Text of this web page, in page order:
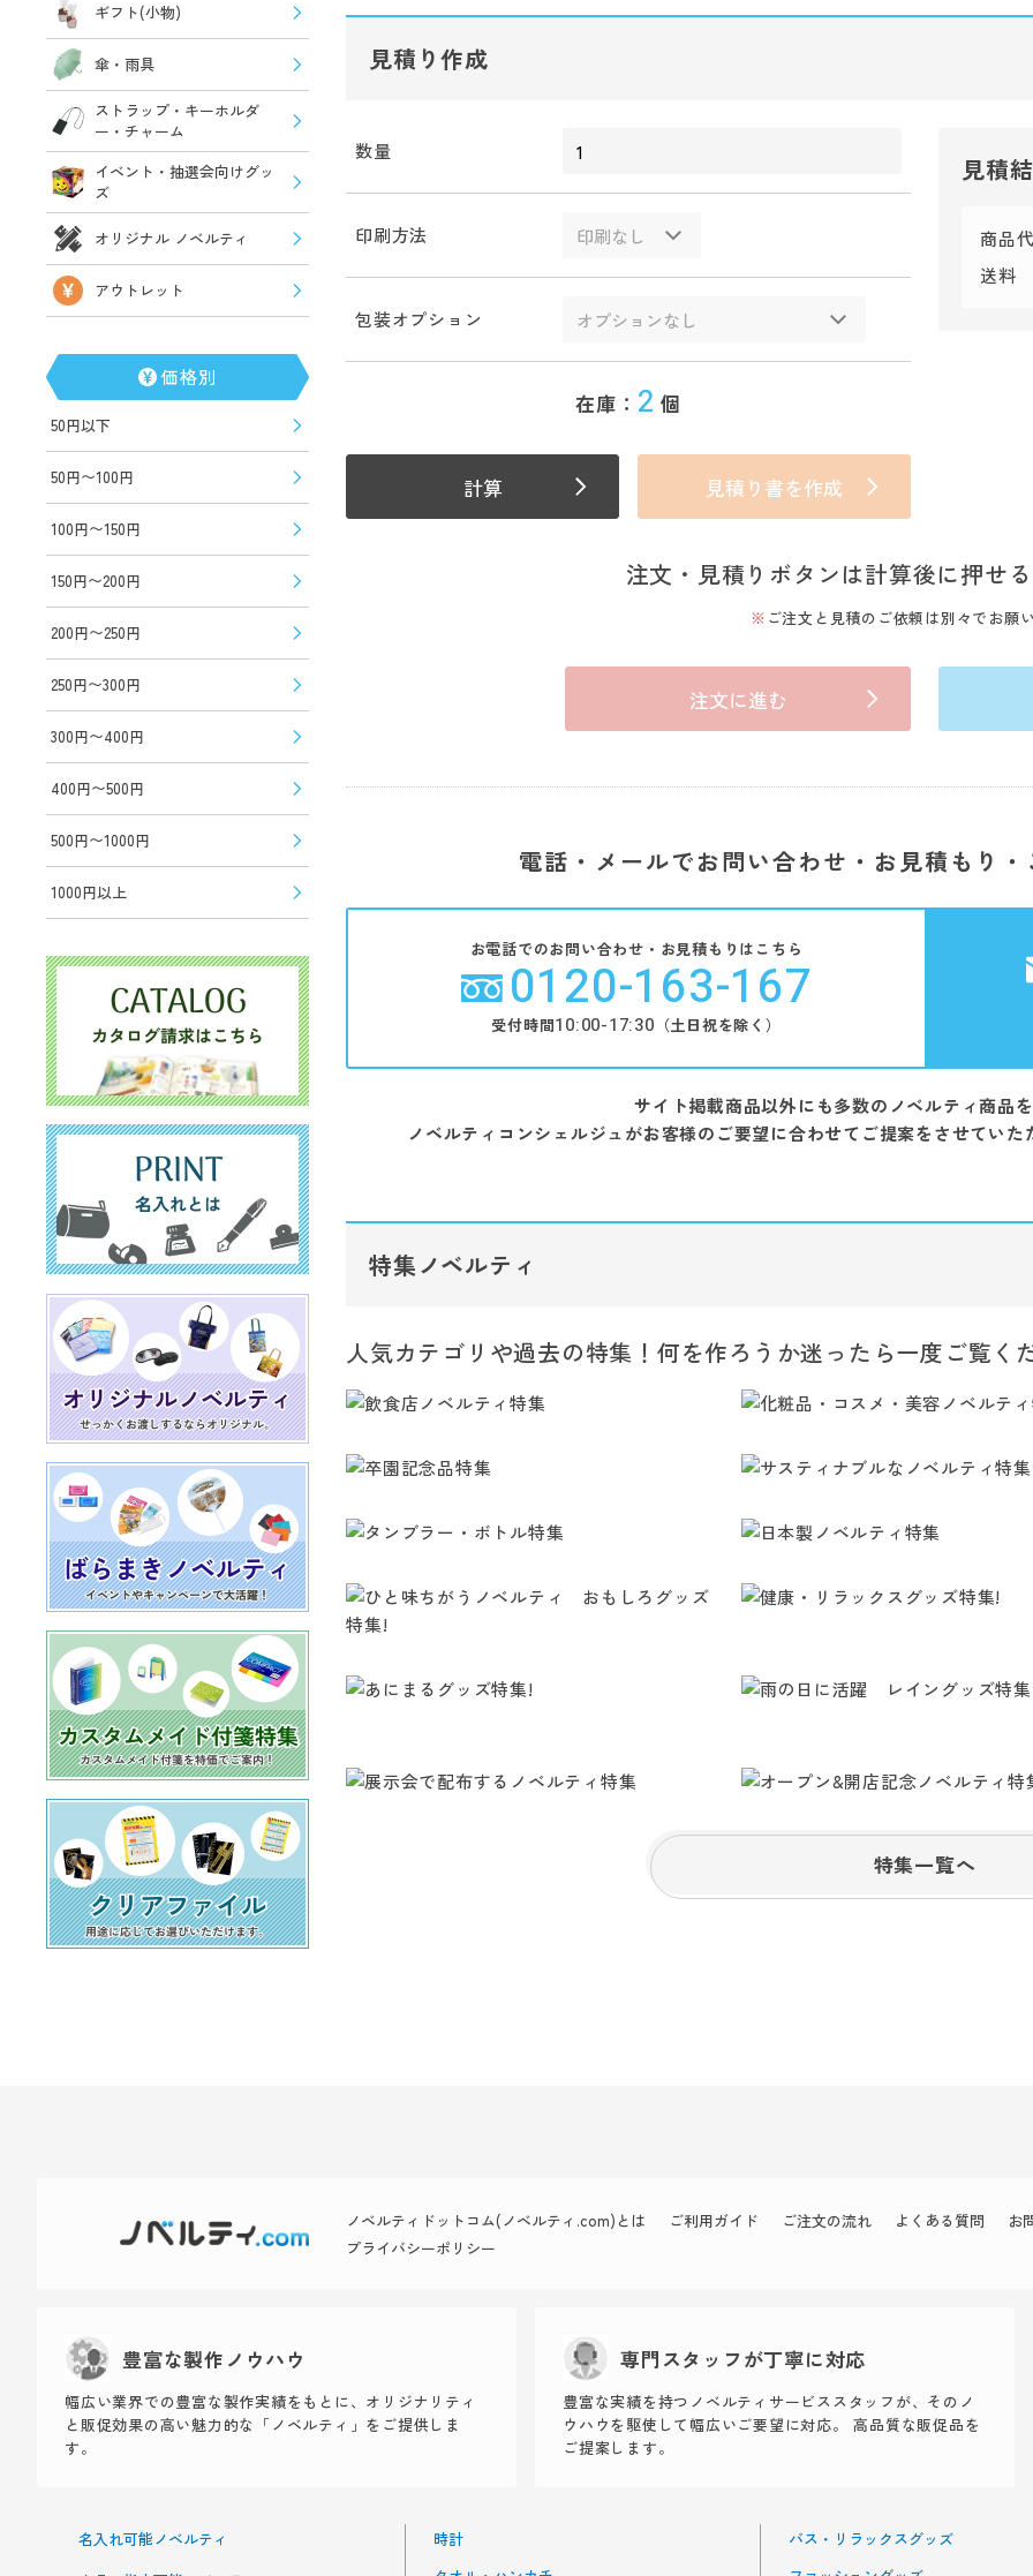
ギフト(小物)
傘・雨具
ストラップ・キーホルダ
ー・チャーム
イベント・抽選会向けグッ
ズ
オリジナル ノベルティ
アウトレット
価格別
50円以下
50円〜100円
100円〜150円
150円〜200円
200円〜250円
250円〜300円
300円〜400円
400円〜500円
500円〜1000円
1000円以上
見積り作成
数量
印刷方法
包装オプション
在庫： 2 個
計算 見積り書を作成
見積
商品代
送料
注文・見積りボタンは計算後に押せる
ご注文と見積のご依頼は別々でお願
注文に進む
電話・メールでお問い合わせ・お見積もり・
お電話でのお問い合わせ・お見積もりはこちら
0120-163-167
受付時間10:00-17:30 （土日祝を除く）
サイト掲載商品以外にも多数のノベルティ商品
ノベルティコンシェルジュがお客様のご要望に合わせてご提案をさせていた
特集ノベルティ
人気カテゴリや過去の特集！何を作ろうか迷ったら一度ご覧く
特集一覧へ
ノベルティドットコム(ノベルティ.com)とは ご利用ガイド ご注文の流れ よくある質問 お
プライバシーポリシー
豊富な製作ノウハウ
幅広い業界での豊富な製作実績をもとに、オリジナリティ
と販促効果の高い魅力的な「ノベルティ」をご提供しま
す。
専門スタッフが丁寧に対応
豊富な実績を持つノベルティサービススタッフが、そのノ
ウハウを駆使して幅広いご要望に対応。 高品質な販促品を
ご提案します。
名入れ可能ノベルティ
時計
バス・リラックスグッズ